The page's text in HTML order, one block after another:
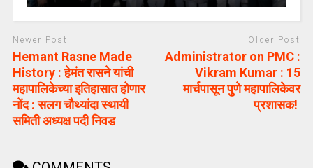
Newer Post
Hemant Rasne Made
History : हेमंत रासने यांची
महापालिकेच्या इतिहासात होणार
नोंद : सलग चौथ्यांदा स्थायी
समिती अध्यक्ष पदी निवड
Older Post
Administrator on PMC :
Vikram Kumar : 15
मार्चपासून पुणे महापालिकेवर
प्रशासक!